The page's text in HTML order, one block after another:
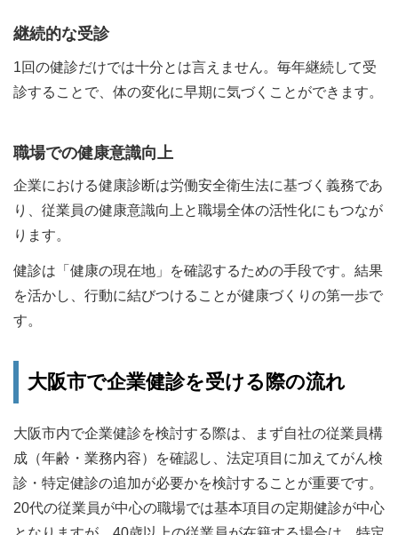
継続的な受診
1回の健診だけでは十分とは言えません。毎年継続して受
診することで、体の変化に早期に気づくことができます。
職場での健康意識向上
企業における健康診断は労働安全衛生法に基づく義務であ
り、従業員の健康意識向上と職場全体の活性化にもつなが
ります。
健診は「健康の現在地」を確認するための手段です。結果
を活かし、行動に結びつけることが健康づくりの第一歩で
す。
大阪市で企業健診を受ける際の流れ
大阪市内で企業健診を検討する際は、まず自社の従業員構
成（年齢・業務内容）を確認し、法定項目に加えてがん検
診・特定健診の追加が必要かを検討することが重要です。
20代の従業員が中心の職場では基本項目の定期健診が中心